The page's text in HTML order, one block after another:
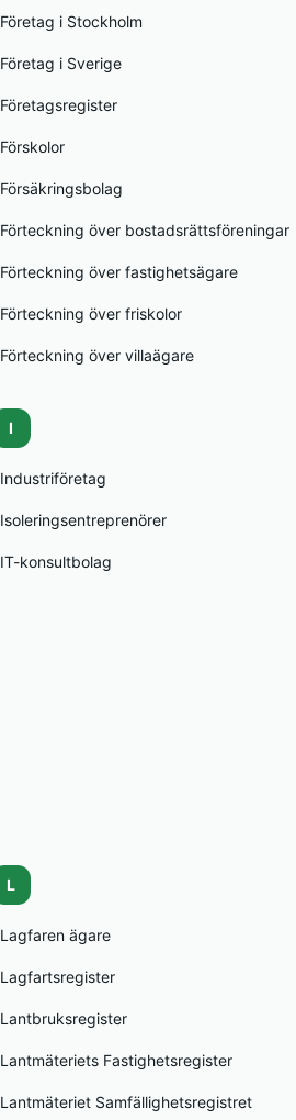
Företag i Stockholm
Företag i Sverige
Företagsregister
Förskolor
Försäkringsbolag
Förteckning över bostadsrättsföreningar
Förteckning över fastighetsägare
Förteckning över friskolor
Förteckning över villaägare
I
Industriföretag
Isoleringsentreprenörer
IT-konsultbolag
L
Lagfaren ägare
Lagfartsregister
Lantbruksregister
Lantmäteriets Fastighetsregister
Lantmäteriet Samfällighetsregistret